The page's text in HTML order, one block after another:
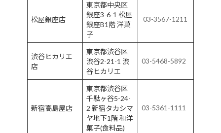
松屋銀座店
東京都中央区
銀座3-6-1 松屋
銀座B1階 洋菓
子
03-3567-1211
渋谷ヒカリエ
店
東京都渋谷区
渋谷2-21-1 渋
谷ヒカリエ
03-5468-5892
新宿高島屋店
東京都渋谷区
千駄ヶ谷5-24-
2 新宿タカシマ
ヤ地下1階 和洋
菓子(食料品)
03-5361-1111